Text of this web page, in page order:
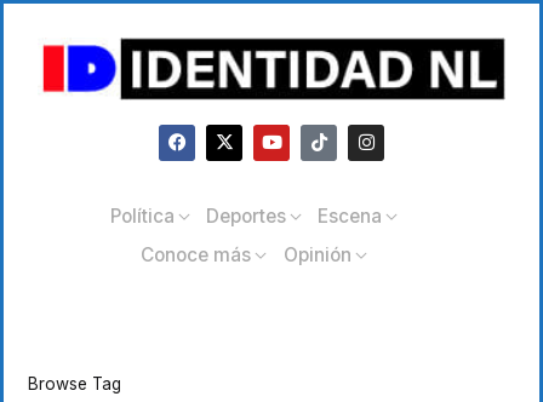
Política Deportes
Escena
Conoce más
Opinión
Browse Tag